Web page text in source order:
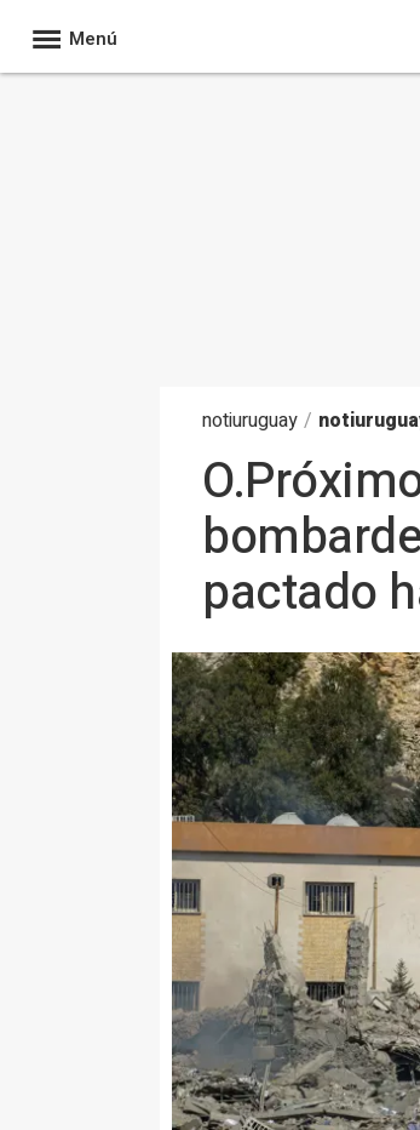
Menú
notiuruguay /
pactado